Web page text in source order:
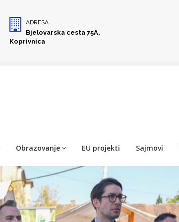
ADRESA
Bjelovarska cesta 75A,
Koprivnica
Obrazovanje EU projekti Sajmovi